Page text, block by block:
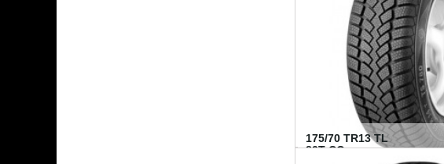
175/70 TR13 TL
82T CO...